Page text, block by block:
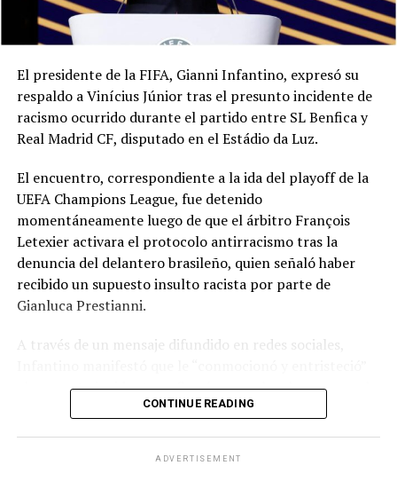
El presidente de la FIFA, Gianni Infantino, expresó su
respaldo a Vinícius Júnior tras el presunto incidente de
racismo ocurrido durante el partido entre SL Benfica y
Real Madrid CF, disputado en el Estádio da Luz.
El encuentro, correspondiente a la ida del playoff de la
UEFA Champions League, fue detenido
momentáneamente luego de que el árbitro François
Letexier activara el protocolo antirracismo tras la
denuncia del delantero brasileño, quien señaló haber
recibido un supuesto insulto racista por parte de
Gianluca Prestianni.
A través de un mensaje difundido en redes sociales,
el presunto incidente y afirmó que no hay lugar para el
racismo en el futbol ni en la sociedad. Señaló que es
medidas y que se investiguen los hechos para exigir
CONTINUE READING
ADVERTISEMENT